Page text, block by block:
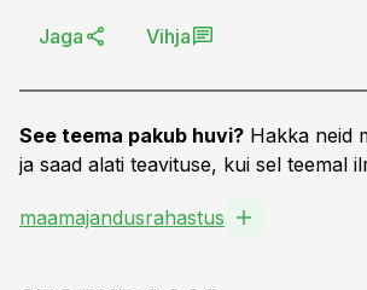
Jaga Vihja
See teema pakub huvi? Hakka neid
ja saad alati teavituse, kui sel teemal
maamajandusrahastus